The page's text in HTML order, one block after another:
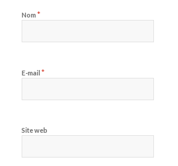
Nom *
E-mail *
Site web